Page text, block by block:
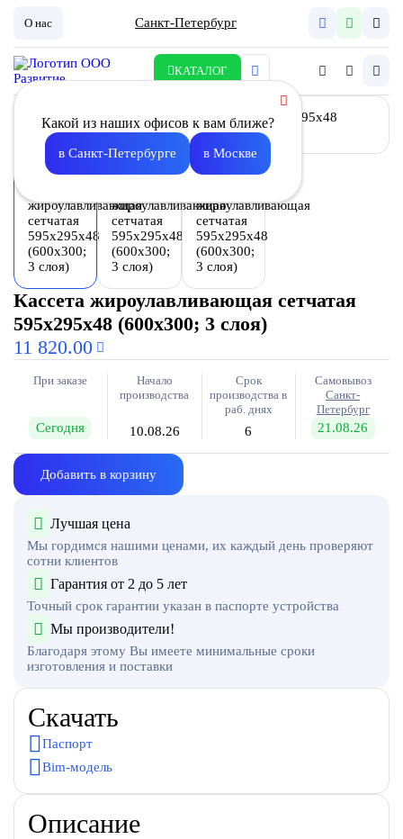
О нас Санкт-Петербург
КАТАЛОГ
Какой из наших офисов к вам ближе?
в Санкт-Петербурге в Москве
Кассета жироулавливающая сетчатая
595х295х48 (600х300; 3 слоя)
11 820.00
При заказе
Сегодня
Начало
производства
10.08.26
Срок
производства в
раб. днях
6
Самовывоз
Санкт-
Петербург
21.08.26
Добавить в корзину
Лучшая цена
Мы гордимся нашими ценами, их каждый день проверяют
сотни клиентов
Гарантия от 2 до 5 лет
Точный срок гарантии указан в паспорте устройства
Мы производители!
Благодаря этому Вы имеете минимальные сроки
изготовления и поставки
Скачать
Паспорт
Bim-модель
Описание